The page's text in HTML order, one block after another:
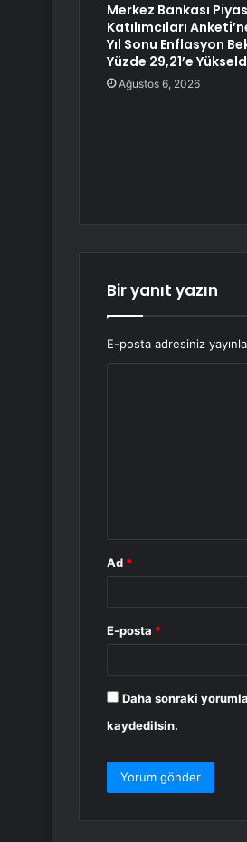
Merkez Bankası
Katılımcıları
Yıl Sonu Enflasyon
Yüzde 29,21’e
Ağustos 6, 2026
Bir yanıt yazın
E-posta adresiniz
Ad *
E-posta *
Daha sonraki
kaydedilsin.